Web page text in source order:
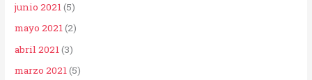
junio 2021(5)
mayo 2021(2)
abril 2021(3)
marzo 2021(5)